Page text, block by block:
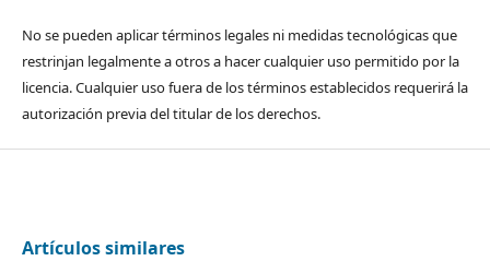
No se pueden aplicar términos legales ni medidas tecnológicas que
restrinjan legalmente a otros a hacer cualquier uso permitido por la
licencia. Cualquier uso fuera de los términos establecidos requerirá la
autorización previa del titular de los derechos.
Artículos similares